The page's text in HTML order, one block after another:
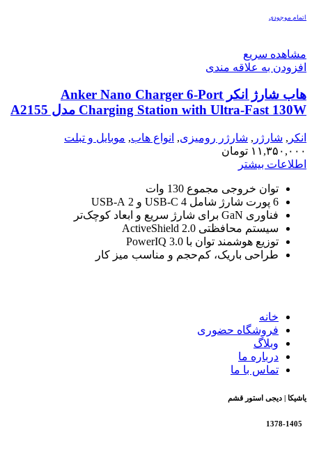
اتمام موجودی
مشاهده سریع
افزودن به علاقه مندی
هاب شارژ انکر Anker Nano Charger 6-Port
Charging Station with Ultra-Fast 130W مدل A2155
انکر , شارژر , شارژر رومیزی, انواع هاب, موبایل و تبلت
۱۱,۳۵۰,۰۰۰ تومان
اطلاعات بیشتر
توان خروجی مجموع 130 وات
6 پورت شارژ شامل 4 USB-C و 2 USB-A
فناوری GaN برای شارژ سریع و ابعاد کوچک‌تر
سیستم محافظتی ActiveShield 2.0
توزیع هوشمند توان با PowerIQ 3.0
طراحی باریک، کم‌حجم و مناسب میز کار
خانه
فروشگاه حضوری
وبلاگ
درباره ما
تماس با ما
یاشیکا | دیجی استور قشم